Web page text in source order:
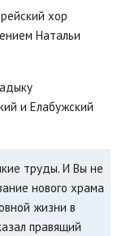
хор
Натальи
и Елабужский
труды. И Вы не
нового храма
жизни в
правящий